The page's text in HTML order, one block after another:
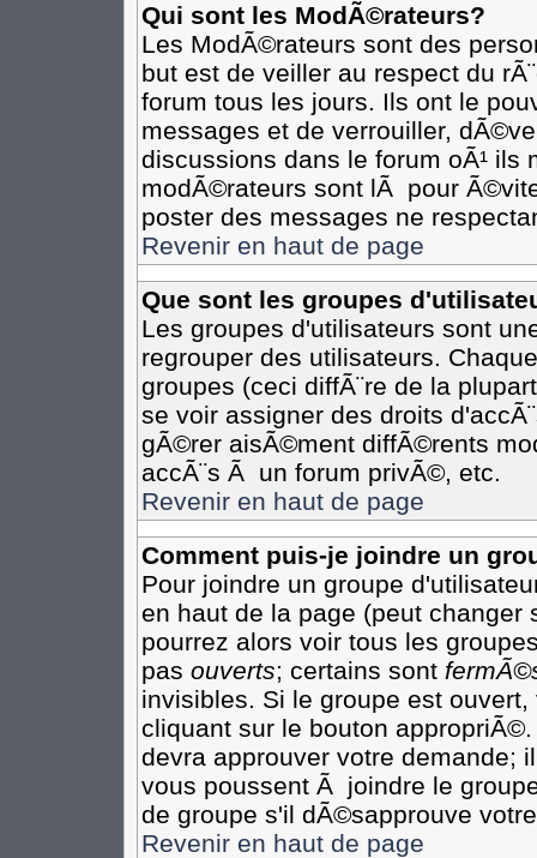
Qui sont les ModÃ©rateurs?
Les ModÃ©rateurs sont des
but est de veiller au respect du
forum tous les jours. Ils ont le
messages et de verrouiller,
discussions dans le forum oÃ¹ ils
modÃ©rateurs sont lÃ pour
poster des messages ne
Revenir en haut de page
Que sont les groupes
Les groupes d'utilisateurs sont
regrouper des utilisateurs.
groupes (ceci diffÃ¨re de la
se voir assigner des droits
gÃ©rer aisÃ©ment diffÃ©rents
accÃ¨s Ã un forum privÃ©, etc.
Revenir en haut de page
Comment puis-je joindre un
Pour joindre un groupe
en haut de la page (peut changer
pourrez alors voir tous les
pas ouverts; certains sont
invisibles. Si le groupe est
cliquant sur le bouton
devra approuver votre demande;
vous poussent Ã joindre le
de groupe s'il dÃ©sapprouve
Revenir en haut de page